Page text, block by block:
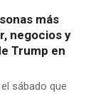
más
negocios y
Trump en
sábado que